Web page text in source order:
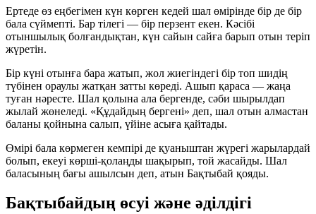
Ертеде өз еңбегімен күн көрген кедей шал өмірінде бір де бір
бала сүймепті. Бар тілегі — бір перзент екен. Кәсібі
отыншылық болғандықтан, күн сайын сайға барып отын теріп
жүретін.
Бір күні отынға бара жатып, жол жиегіндегі бір топ шидің
түбінен ораулы жатқан затты көреді. Ашып қараса — жаңа
туған нәресте. Шал қолына ала бергенде, сәби шырылдап
жылай жөнеледі. «Құдайдың бергені» деп, шал отын алмастан
баланы қойнына салып, үйіне асыға қайтады.
Өмірі бала көрмеген кемпірі де қуаныштан жүрегі жарылардай
болып, екеуі көрші-қолаңды шақырып, той жасайды. Шал
баласының бағы ашылсын деп, атын Бақтыбай қояды.
Бақтыбайдың өсуі және әділдігі